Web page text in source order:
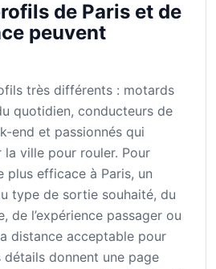
de Paris et de
peuvent
très différents : motards
quotidien, conducteurs de
end et passionnés qui
ville pour rouler. Pour
plus efficace à Paris, un
type de sortie souhaité, du
de l’expérience passager ou
distance acceptable pour
détails donnent une page